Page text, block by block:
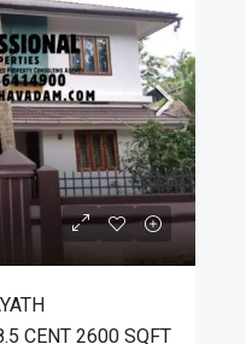
CENT 2600 SQFT